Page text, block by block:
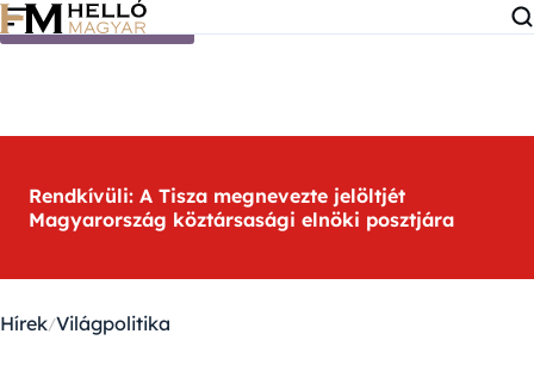
Ugrás a tartalomra
Rendkívüli: A Tisza megnevezte jelöltjét
Magyarország köztársasági elnöki posztjára
Hírek Világpolitika